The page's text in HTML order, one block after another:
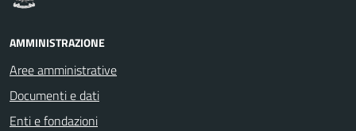
AMMINISTRAZIONE
Aree amministrative
Documenti e dati
Enti e fondazioni